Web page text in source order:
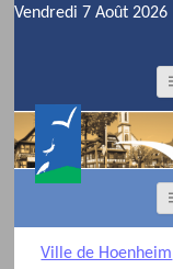
Vendredi 7 Août 2026
Ville de Hoenheim